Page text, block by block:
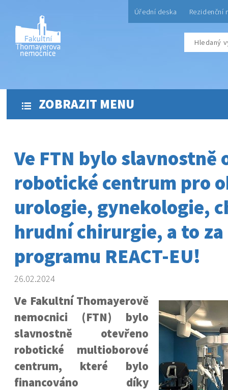
Úřední deska Rezidenční
ZOBRAZIT MENU
Ve FTN bylo slavnostně
robotické centrum pro
urologie, gynekologie,
hrudní chirurgie, a to
programu REACT-EU!
26.02.2024
Ve Fakultní Thomayerově
nemocnici (FTN) bylo
slavnostně otevřeno
robotické multioborové
centrum, které bylo
financováno díky